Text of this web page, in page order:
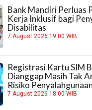
Bank Mandiri Perluas
Kerja Inklusif bagi
Disabilitas
7 August 2026 19:00 WIB
Registrasi Kartu SIM
Dianggap Masih Tak
Risiko
7 August 2026 18:00 WIB